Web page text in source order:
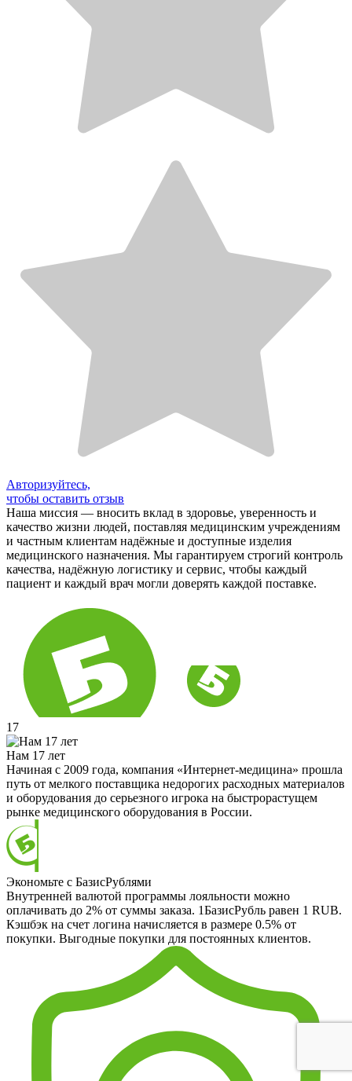
Авторизуйтесь,
чтобы оставить отзыв
Наша миссия — вносить вклад в здоровье, уверенность и
качество жизни людей, поставляя медицинским учреждениям
и частным клиентам надёжные и доступные изделия
медицинского назначения. Мы гарантируем строгий контроль
качества, надёжную логистику и сервис, чтобы каждый
пациент и каждый врач могли доверять каждой поставке.
17
Нам 17 лет
Начиная с 2009 года, компания «Интернет-медицина» прошла
путь от мелкого поставщика недорогих расходных материалов
и оборудования до серьезного игрока на быстрорастущем
рынке медицинского оборудования в России.
Экономьте с БазисРублями
Внутренней валютой программы лояльности можно
оплачивать до 2% от суммы заказа. 1БазисРубль равен 1 RUB.
Кэшбэк на счет логина начисляется в размере 0.5% от
покупки. Выгодные покупки для постоянных клиентов.